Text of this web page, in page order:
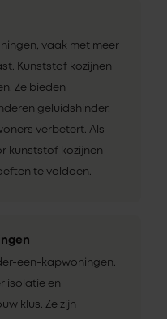
vaak met meer
Kunststof kozijnen
Ze bieden
geluidshinder,
verbetert. Als
kunststof kozijnen
te voldoen.
een-kapwoningen.
isolatie en
klus. Ze zijn